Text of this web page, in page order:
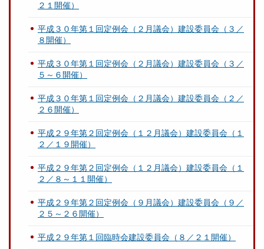
２１開催）
平成３０年第１回定例会（２月議会）建設委員会（３／
８開催）
平成３０年第１回定例会（２月議会）建設委員会（３／
５～６開催）
平成３０年第１回定例会（２月議会）建設委員会（２／
２６開催）
平成２９年第２回定例会（１２月議会）建設委員会（１
２／１９開催）
平成２９年第２回定例会（１２月議会）建設委員会（１
２／８～１１開催）
平成２９年第２回定例会（９月議会）建設委員会（９／
２５～２６開催）
平成２９年第１回臨時会建設委員会（８／２１開催）